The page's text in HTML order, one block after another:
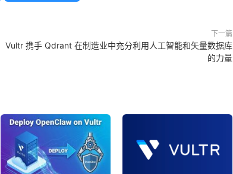
下一篇
Vultr 携手 Qdrant 在制造业中充分利用人工智能和矢量数据库
的力量